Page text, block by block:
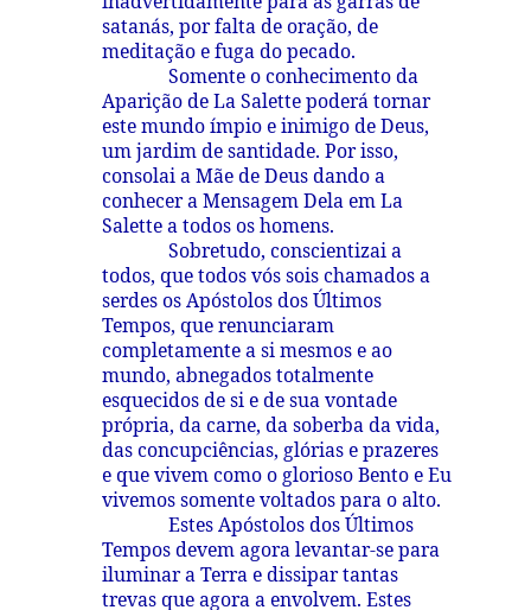
satanás, por falta de oração, de
meditação e fuga do pecado.
Somente o conhecimento da
Aparição de La Salette poderá tornar
este mundo ímpio e inimigo de Deus,
um jardim de santidade. Por isso,
consolai a Mãe de Deus dando a
conhecer a Mensagem Dela em La
Salette a todos os homens.
Sobretudo, conscientizai a
todos, que todos vós sois chamados a
serdes os Apóstolos dos Últimos
Tempos, que renunciaram
completamente a si mesmos e ao
mundo, abnegados totalmente
esquecidos de si e de sua vontade
própria, da carne, da soberba da vida,
das concupciências, glórias e prazeres
e que vivem como o glorioso Bento e Eu
vivemos somente voltados para o alto.
Estes Apóstolos dos Últimos
Tempos devem agora levantar-se para
iluminar a Terra e dissipar tantas
trevas que agora a envolvem. Estes